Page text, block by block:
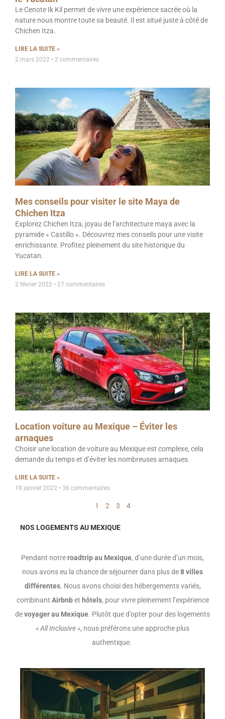
Le Cenote Ik Kil permet de vivre une expérience sacrée où la
nature nous montre toute sa beauté. Il est situé juste à côté de
Chichen Itza.
LIRE LA SUITE »
2 mars 2022
2 commentaires
Mes conseils pour visiter le site Maya de
Chichen Itza
Explorez Chichen Itza, joyau de l’architecture maya avec la
pyramide « Castillo ». Découvrez mes conseils pour une visite
enrichissante. Profitez pleinement du site historique du
Yucatan.
LIRE LA SUITE »
2 février 2022
27 commentaires
Location voiture au Mexique – Éviter les
arnaques
Choisir une location de voiture au Mexique est complexe, cela
demande du temps et d’éviter les nombreuses arnaques.
LIRE LA SUITE »
18 janvier 2022
36 commentaires
1 2 3 4
NOS LOGEMENTS AU MEXIQUE
Pendant notreroadtrip au Mexique, d’une durée d’un mois,
nous avons eu la chance de séjourner dans plus de8 villes
différentes. Nous avons choisi des hébergements variés,
combinant Airbnbet hôtels, pour vivre pleinement l’expérience
devoyager au Mexique. Plutôt que d’opter pour des logements
« All Inclusive », nous préférons une approche plus
authentique.